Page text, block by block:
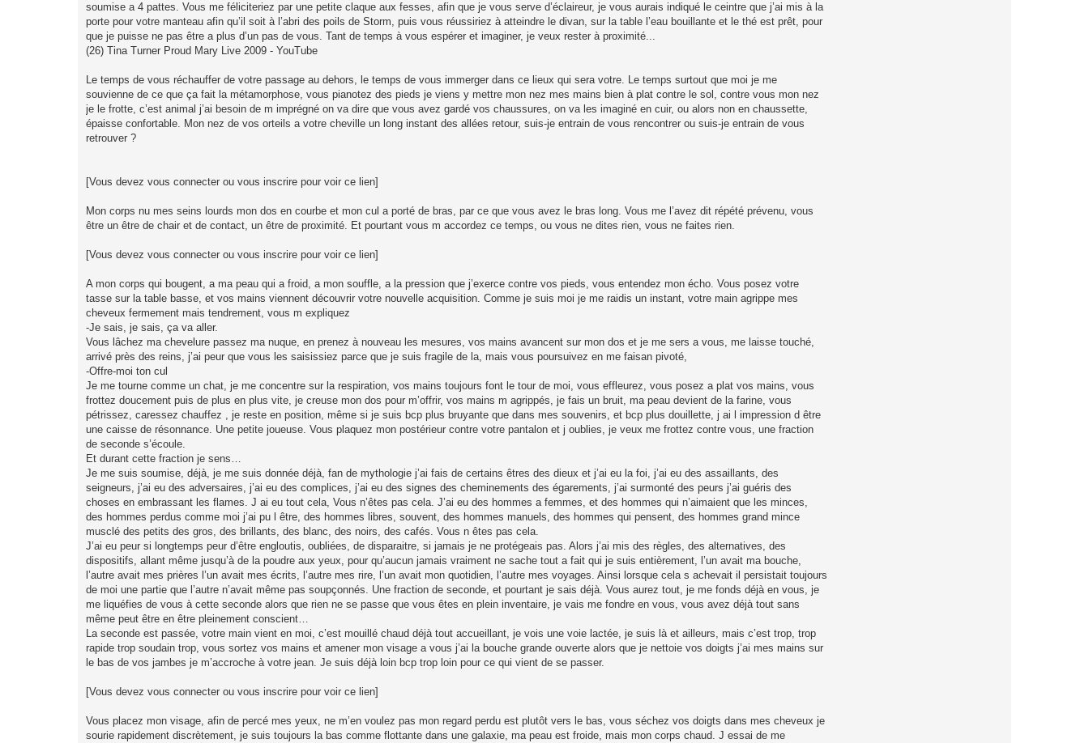
soumise a 4 pattes. Vous me féliciteriez par une petite claque aux fesses, afin que je vous serve d’éclaireur, je vous aurais indiqué le ceintre que j’ai mis à la
porte pour votre manteau afin qu’il soit à l’abri des poils de Storm, puis vous réussiriez à atteindre le divan, sur la table l’eau bouillante et le thé est prêt, pour
que je puisse ne pas être a plus d’un pas de vous. Tant de temps à vous espérer et imaginer, je veux rester à proximité...
(26) Tina Turner Proud Mary Live 2009 - YouTube
Le temps de vous réchauffer de votre passage au dehors, le temps de vous immerger dans ce lieux qui sera votre. Le temps surtout que moi je me
souvienne de ce que ça fait la métamorphose, vous pianotez des pieds je viens y mettre mon nez mes mains bien à plat contre le sol, contre vous mon nez
je le frotte, c’est animal j’ai besoin de m imprégné on va dire que vous avez gardé vos chaussures, on va les imaginé en cuir, ou alors non en chaussette,
épaisse confortable. Mon nez de vos orteils a votre cheville un long instant des allées retour, suis-je entrain de vous rencontrer ou suis-je entrain de vous
retrouver ?
[Vous devez vous connecter ou vous inscrire pour voir ce lien]
Mon corps nu mes seins lourds mon dos en courbe et mon cul a porté de bras, par ce que vous avez le bras long. Vous me l’avez dit répété prévenu, vous
être un être de chair et de contact, un être de proximité. Et pourtant vous m accordez ce temps, ou vous ne dites rien, vous ne faites rien.
[Vous devez vous connecter ou vous inscrire pour voir ce lien]
A mon corps qui bougent, a ma peau qui a froid, a mon souffle, a la pression que j’exerce contre vos pieds, vous entendez mon écho. Vous posez votre
tasse sur la table basse, et vos mains viennent découvrir votre nouvelle acquisition. Comme je suis moi je me raidis un instant, votre main agrippe mes
cheveux fermement mais tendrement, vous m expliquez
-Je sais, je sais, ça va aller.
Vous lâchez ma chevelure passez ma nuque, en prenez à nouveau les mesures, vos mains avancent sur mon dos et je me sers a vous, me laisse touché,
arrivé près des reins, j’ai peur que vous les saisissiez parce que je suis fragile de la, mais vous poursuivez en me faisan pivoté,
-Offre-moi ton cul
Je me tourne comme un chat, je me concentre sur la respiration, vos mains toujours font le tour de moi, vous effleurez, vous posez a plat vos mains, vous
frottez doucement puis de plus en plus vite, je creuse mon dos pour m’offrir, vos mains m agrippés, je fais un bruit, ma peau devient de la farine, vous
pétrissez, caressez chauffez , je reste en position, même si je suis bcp plus bruyante que dans mes souvenirs, et bcp plus douillette, j ai l impression d être
une caisse de résonnance. Une petite joueuse. Vous plaquez mon postérieur contre votre pantalon et j oublies, je veux me frottez contre vous, une fraction
de seconde s’écoule.
Et durant cette fraction je sens…
Je me suis soumise, déjà, je me suis donnée déjà, fan de mythologie j’ai fais de certains êtres des dieux et j’ai eu la foi, j’ai eu des assaillants, des
seigneurs, j’ai eu des adversaires, j’ai eu des complices, j’ai eu des signes des cheminements des égarements, j’ai surmonté des peurs j’ai guéris des
choses en embrassant les flames. J ai eu tout cela, Vous n’êtes pas cela. J’ai eu des hommes a femmes, et des hommes qui n’aimaient que les minces,
des hommes perdus comme moi j’ai pu l être, des hommes libres, souvent, des hommes manuels, des hommes qui pensent, des hommes grand mince
musclé des petits des gros, des brillants, des blanc, des noirs, des cafés. Vous n êtes pas cela.
J’ai eu peur si longtemps peur d’être engloutis, oubliées, de disparaitre, si jamais je ne protégeais pas. Alors j’ai mis des règles, des alternatives, des
dispositifs, allant même jusqu’à de la poudre aux yeux, pour qu’aucun jamais vraiment ne sache tout a fait qui je suis entièrement, l’un avait ma bouche,
l’autre avait mes prières l’un avait mes écrits, l’autre mes rire, l’un avait mon quotidien, l’autre mes voyages. Ainsi lorsque cela s achevait il persistait toujours
de moi une partie que l’autre n’avait même pas soupçonnés. Une fraction de seconde, et pourtant je sais déjà. Vous aurez tout, je me fonds déjà en vous, je
me liquéfies de vous à cette seconde alors que rien ne se passe que vous êtes en plein inventaire, je vais me fondre en vous, vous avez déjà tout sans
même peut être en être pleinement conscient…
La seconde est passée, votre main vient en moi, c’est mouillé chaud déjà tout accueillant, je vois une voie lactée, je suis là et ailleurs, mais c’est trop, trop
rapide trop soudain trop, vous sortez vos mains et amener mon visage a vous j’ai la bouche grande ouverte alors que je nettoie vos doigts j’ai mes mains sur
le bas de vos jambes je m’accroche à votre jean. Je suis déjà loin bcp trop loin pour ce qui vient de se passer.
[Vous devez vous connecter ou vous inscrire pour voir ce lien]
Vous placez mon visage, afin de percé mes yeux, ne m’en voulez pas mon regard perdu est plutôt vers le bas, vous séchez vos doigts dans mes cheveux je
sourie rapidement discrètement, je suis toujours la bas comme flottante dans une galaxie, ma peau est froide, mais mon corps chaud. J essai de me